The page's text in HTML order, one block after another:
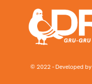
© 2022 - Developed by